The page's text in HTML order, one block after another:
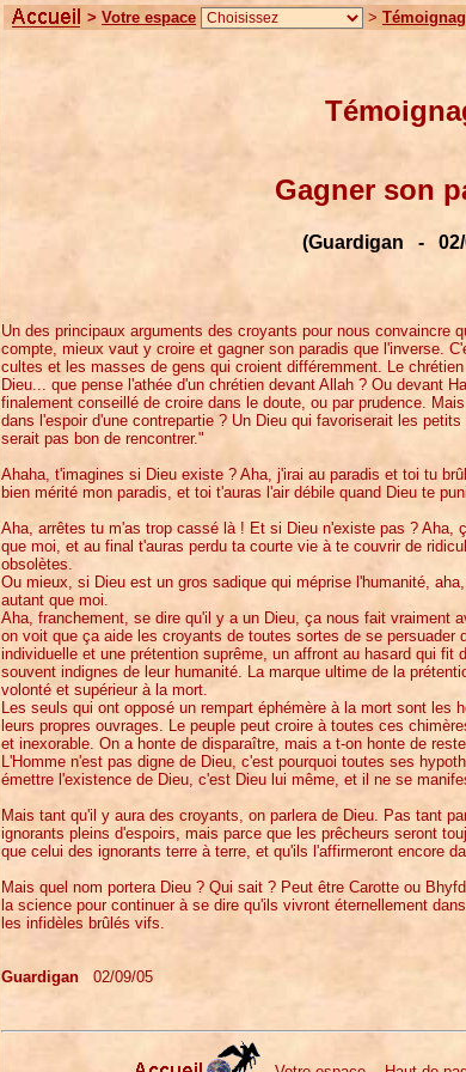
> Votre espace >
Gagner son
(Guardigan - 02/
Un des principaux arguments des croyants pour nous convaincre
compte, mieux vaut y croire et gagner son paradis que l'inverse.
cultes et les masses de gens qui croient différemment. Le
Dieu... que pense l'athée d'un chrétien devant Allah ? Ou devant
finalement conseillé de croire dans le doute, ou par prudence.
dans l'espoir d'une contrepartie ? Un Dieu qui favoriserait les
serait pas bon de rencontrer."
Ahaha, t'imagines si Dieu existe ? Aha, j'irai au paradis et toi tu
bien mérité mon paradis, et toi t'auras l'air débile quand Dieu te
Aha, arrêtes tu m'as trop cassé là ! Et si Dieu n'existe pas ? Aha,
que moi, et au final t'auras perdu ta courte vie à te couvrir de
obsolètes.
Ou mieux, si Dieu est un gros sadique qui méprise l'humanité,
autant que moi.
Aha, franchement, se dire qu'il y a un Dieu, ça nous fait vraiment
on voit que ça aide les croyants de toutes sortes de se persuader
individuelle et une prétention suprême, un affront au hasard qui fit
souvent indignes de leur humanité. La marque ultime de la
volonté et supérieur à la mort.
Les seuls qui ont opposé un rempart éphémère à la mort sont
leurs propres ouvrages. Le peuple peut croire à toutes ces
et inexorable. On a honte de disparaître, mais a t-on honte de
L'Homme n'est pas digne de Dieu, c'est pourquoi toutes ses
émettre l'existence de Dieu, c'est Dieu lui même, et il ne se
Mais tant qu'il y aura des croyants, on parlera de Dieu. Pas tant
ignorants pleins d'espoirs, mais parce que les prêcheurs seront
que celui des ignorants terre à terre, et qu'ils l'affirmeront encore
Mais quel nom portera Dieu ? Qui sait ? Peut être Carotte ou
la science pour continuer à se dire qu'ils vivront éternellement
les infidèles brûlés vifs.
Guardigan 02/09/05